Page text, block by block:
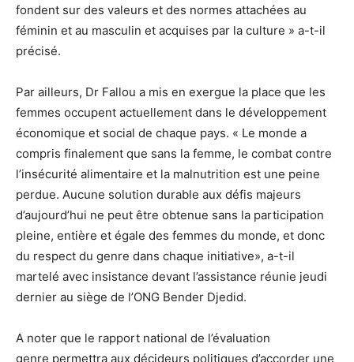
fondent sur des valeurs et des normes attachées au
féminin et au masculin et acquises par la culture » a-t-il
précisé.
Par ailleurs, Dr Fallou a mis en exergue la place que les
femmes occupent actuellement dans le développement
économique et social de chaque pays. « Le monde a
compris finalement que sans la femme, le combat contre
l’insécurité alimentaire et la malnutrition est une peine
perdue. Aucune solution durable aux défis majeurs
d’aujourd’hui ne peut être obtenue sans la participation
pleine, entière et égale des femmes du monde, et donc
du respect du genre dans chaque initiative», a-t-il
martelé avec insistance devant l’assistance réunie jeudi
dernier au siège de l’ONG Bender Djedid.
A noter que le rapport national de l’évaluation
genre permettra aux décideurs politiques d’accorder une